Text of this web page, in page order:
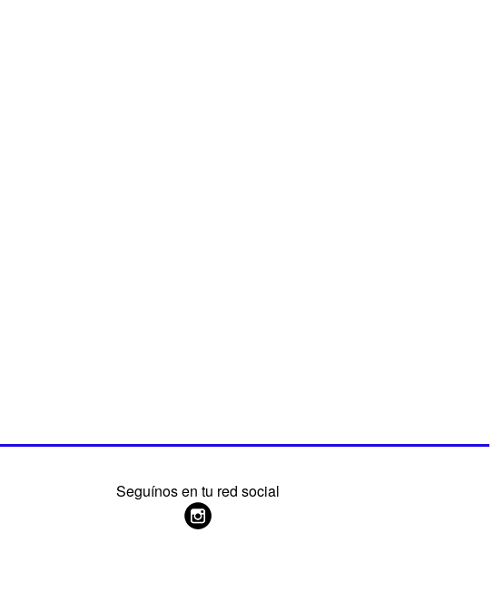
Seguínos en tu red social